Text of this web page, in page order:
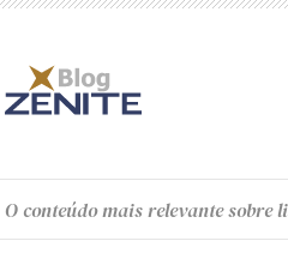
O conteúdomais relevante sobre